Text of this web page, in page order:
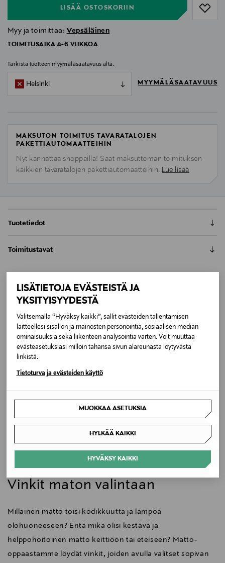
LISÄTIETOJA EVÄSTEISTÄ JA
YKSITYISYYDESTÄ
Valitsemalla “Hyväksy kaikki”, sallit evästeiden tallentamisen
laitteellesi sisällön ja mainosten personointia, sosiaalisen median
ominaisuuksia sekä liikenteen analysointia varten. Voit muuttaa
evästeasetuksiasi milloin tahansa sivun alareunasta löytyvästä
linkistä.
Tietoturva ja evästeiden käyttö
MUOKKAA ASETUKSIA
HYLKÄÄ KAIKKI
HYVÄKSY KAIKKI
LISÄÄ OSTOSKORIIN
Myy ja toimittaa: Vepsäläinen
TOIMITUSAIKA 4-6 VIIKKOA
Tarkista tuotteen myymäläsaatavuus alta.
Helsinki MYYMÄLÄSAATAVUUS
MAKSUTON TOIMITUS TAVARATALOJEN
PAKETTIAUTOMAATTEIHIN
Nyt kannattaa shoppailla! Saat maksuttoman toimituksen
kaikkien tavaratalojen pakettiautomaatteihin. Lue lisää
Tuotetiedot
juoksee maton päästä päähän. Maton leveät,
yhtenäistäen sisustuskokonaisuutta. Matossa on
reunaommel ja ohut päätykäänne. Sisältää
likaahylkivyyskäsittelyn. Paperinarumatot ovat
Tuotenumero
173847990
Materiaali
170 x 240 cm
Suomi
Valmistajan tuotenumero
VP0492000438
Toimitustavat
Toimitusaika 4-6 viikkoa
6,90 €
Toimitusaika 4-6 viikkoa
6,90 €
Koti
Vinkit maton valintaan
Millainen matto toisi kodikkuutta ja lämpöä
olohuoneeseen? Entä mikä olisi kestävä ja
helppohoitoinen matto keittiöön tai eteiseen? Matto-
oppaastamme löydät vinkit, joiden avulla valitset sopivan
Inspiroidu